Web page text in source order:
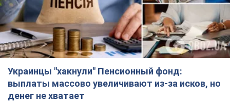
Украинцы "хакнули" Пенсионный фонд:
выплаты массово увеличивают из-за исков, но
денег не хватает